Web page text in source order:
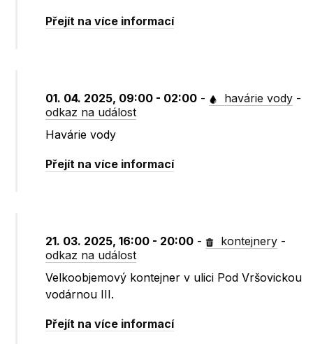
Přejít na více informací
01. 04. 2025, 09:00 - 02:00 - havárie vody -
odkaz na událost
Havárie vody
Přejít na více informací
21. 03. 2025, 16:00 - 20:00 - kontejnery -
odkaz na událost
Velkoobjemový kontejner v ulici Pod Vršovickou
vodárnou III.
Přejít na více informací